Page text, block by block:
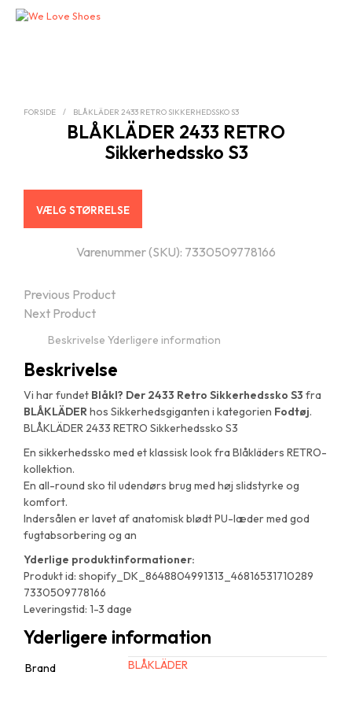
FORSIDE / BLÅKLÄDER 2433 RETRO SIKKERHEDSSKO S3
BLÅKLÄDER 2433 RETRO
Sikkerhedssko S3
VÆLG STØRRELSE
Varenummer (SKU): 7330509778166
Previous Product
Next Product
Beskrivelse Yderligere information
Beskrivelse
Vi har fundet Blåkl? Der 2433 Retro Sikkerhedssko S3 fra
BLÅKLÄDERhos Sikkerhedsgiganten i kategorien Fodtøj.
BLÅKLÄDER 2433 RETRO Sikkerhedssko S3
En sikkerhedssko med et klassisk look fra Blåkläders RETRO-
kollektion.
En all-round sko til udendørs brug med høj slidstyrke og
komfort.
Indersålen er lavet af anatomisk blødt PU-læder med god
fugtabsorbering og an
Yderlige produktinformationer:
Produkt id: shopify_DK_8648804991313_46816531710289
7330509778166
Leveringstid: 1-3 dage
Yderligere information
Brand BLÅKLÄDER